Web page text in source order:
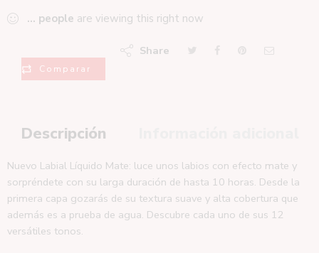
... people are viewing this right now
Comparar
Share
Descripción
Nuevo Labial Líquido Mate: luce unos labios con efecto mate y
sorpréndete con su larga duración de hasta 10 horas. Desde la
primera capa gozarás de su textura suave y alta cobertura que
además es a prueba de agua. Descubre cada uno de sus 12
versátiles tonos.